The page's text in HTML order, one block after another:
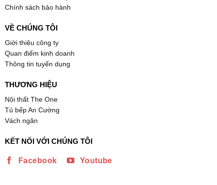
Chính sách bảo hành
VỀ CHÚNG TÔI
Giới thiệu công ty
Quan điểm kinh doanh
Thông tin tuyển dụng
THƯƠNG HIỆU
Nội thất The One
Tủ bếp An Cường
Vách ngăn
KẾT NỐI VỚI CHÚNG TÔI
Facebook Youtube